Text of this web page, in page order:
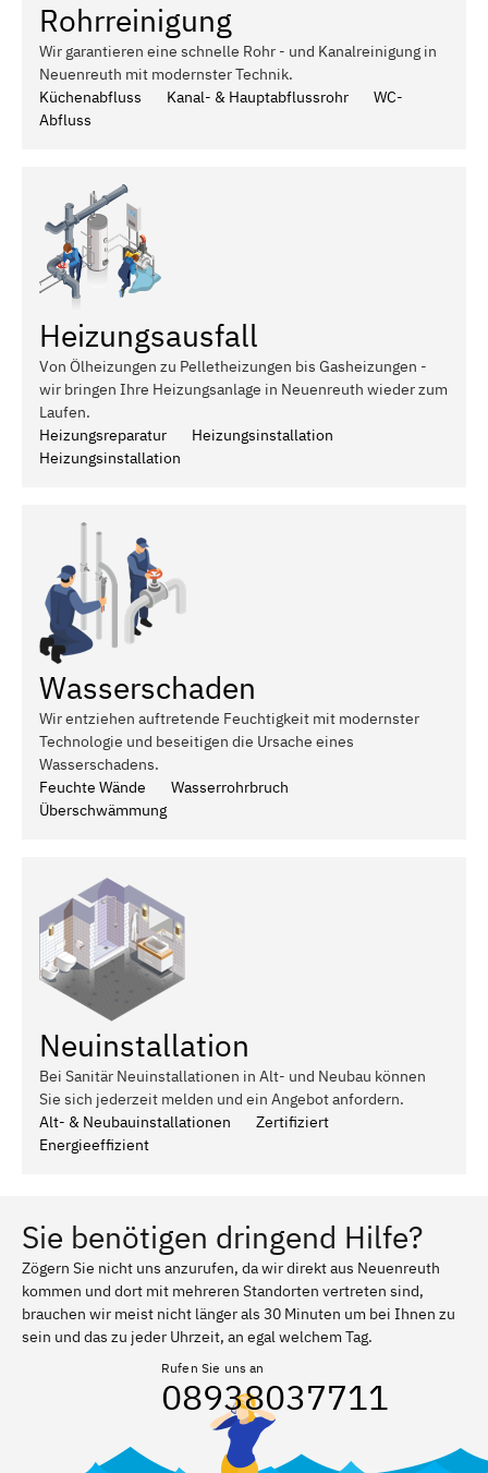
Rohrreinigung
Wir garantieren eine schnelle Rohr - und Kanalreinigung in
Neuenreuth mit modernster Technik.
Küchenabfluss
Kanal- & Hauptabflussrohr
WC-
Abfluss
Heizungsausfall
Von Ölheizungen zu Pelletheizungen bis Gasheizungen -
wir bringen Ihre Heizungsanlage in Neuenreuth wieder zum
Laufen.
Heizungsreparatur
Heizungsinstallation
Heizungsinstallation
Wasserschaden
Wir entziehen auftretende Feuchtigkeit mit modernster
Technologie und beseitigen die Ursache eines
Wasserschadens.
Feuchte Wände
Wasserrohrbruch
Überschwämmung
Neuinstallation
Bei Sanitär Neuinstallationen in Alt- und Neubau können
Sie sich jederzeit melden und ein Angebot anfordern.
Alt- & Neubauinstallationen
Zertifiziert
Energieeffizient
Sie benötigen dringend Hilfe?
Zögern Sie nicht uns anzurufen, da wir direkt aus Neuenreuth
kommen und dort mit mehreren Standorten vertreten sind,
brauchen wir meist nicht länger als 30 Minuten um bei Ihnen zu
sein und das zu jeder Uhrzeit, an egal welchem Tag.
Rufen Sie uns an
08938037711